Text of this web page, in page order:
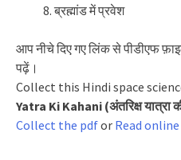
ब्रह्मांड में प्रवेश
आप नीचे दिए गए लिंक से पीडीएफ
पढ़ें।
Collect this Hindi space
Yatra Ki Kahani (अंतरिक्ष यात्रा
Collect the pdfor Read online